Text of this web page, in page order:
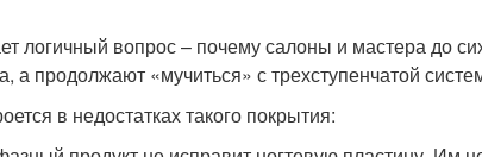
логичный вопрос – почему салоны и мастера до
а продолжают «мучиться» с трехступенчатой
в недостатках такого покрытия: